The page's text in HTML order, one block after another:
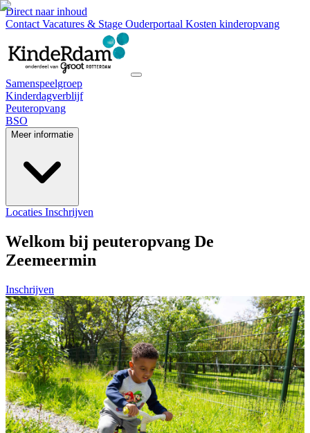
Direct naar inhoud
Contact Vacatures & Stage Ouderportaal Kosten kinderopvang
Samenspeelgroep
Kinderdagverblijf
Peuteropvang
BSO
Meer informatie
Locaties Inschrijven
Welkom bij peuteropvang De
Zeemeermin
Inschrijven